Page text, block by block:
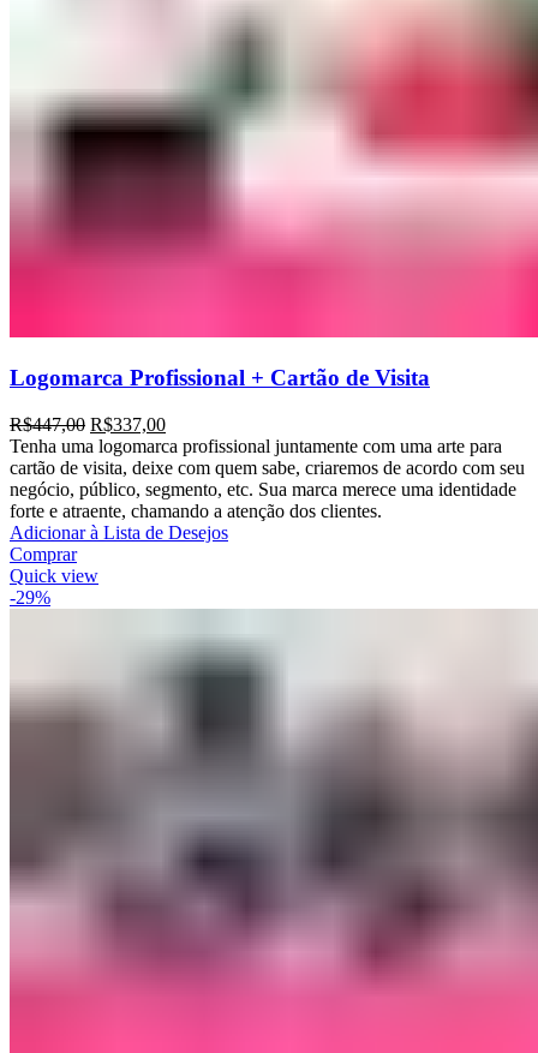
Logomarca Profissional + Cartão de Visita
R$447,00 R$337,00
Tenha uma logomarca profissional juntamente com uma arte para
cartão de visita, deixe com quem sabe, criaremos de acordo com seu
negócio, público, segmento, etc. Sua marca merece uma identidade
forte e atraente, chamando a atenção dos clientes.
Adicionar à Lista de Desejos
Comprar
Quick view
-29%